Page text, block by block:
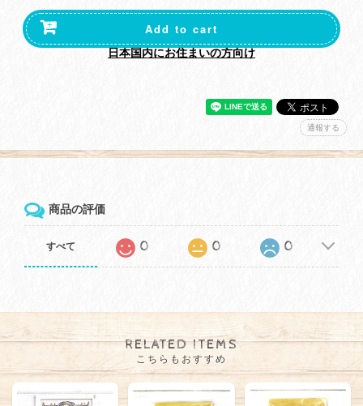
Add to cart
日本国内にお住まいの方向け
通報する
商品の評価
すべて 0 0 0
RELATED ITEMS
こちらもおすすめ